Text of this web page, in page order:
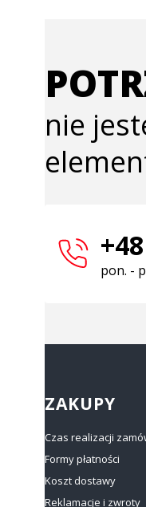
nie
pon. -
Linki w
ZAKUPY
Czas realizacji
Formy płatności
Koszt dostawy
Reklamacje i zwroty